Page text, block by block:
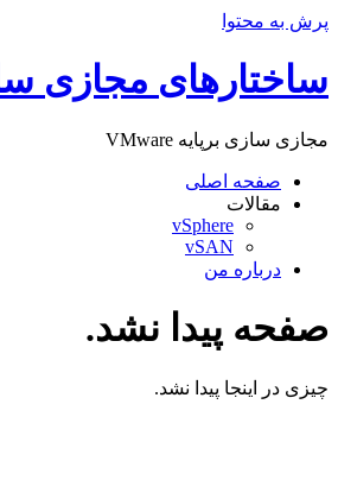
پرش به محتوا
ساختارهای مجازی
مجازی سازی برپایه VMware
صفحه اصلی
مقالات
vSphere
vSAN
درباره من
صفحه پیدا نشد.
چیزی در اینجا پیدا نشد.